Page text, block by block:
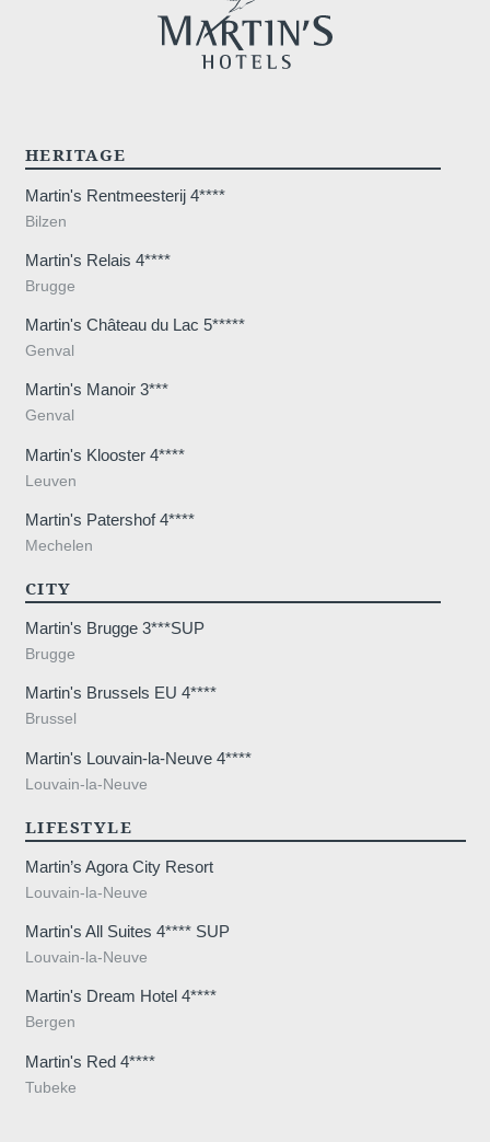
HERITAGE
Martin's Rentmeesterij 4****
Bilzen
Martin's Relais 4****
Brugge
Martin's Château du Lac 5*****
Genval
Martin's Manoir 3***
Genval
Martin's Klooster 4****
Leuven
Martin's Patershof 4****
Mechelen
CITY
Martin's Brugge 3***SUP
Brugge
Martin's Brussels EU 4****
Brussel
Martin's Louvain-la-Neuve 4****
Louvain-la-Neuve
LIFESTYLE
Martin’s Agora City Resort
Louvain-la-Neuve
Martin's All Suites 4**** SUP
Louvain-la-Neuve
Martin's Dream Hotel 4****
Bergen
Martin's Red 4****
Tubeke
Huwelijken
Wilt u e-mails ontvangen